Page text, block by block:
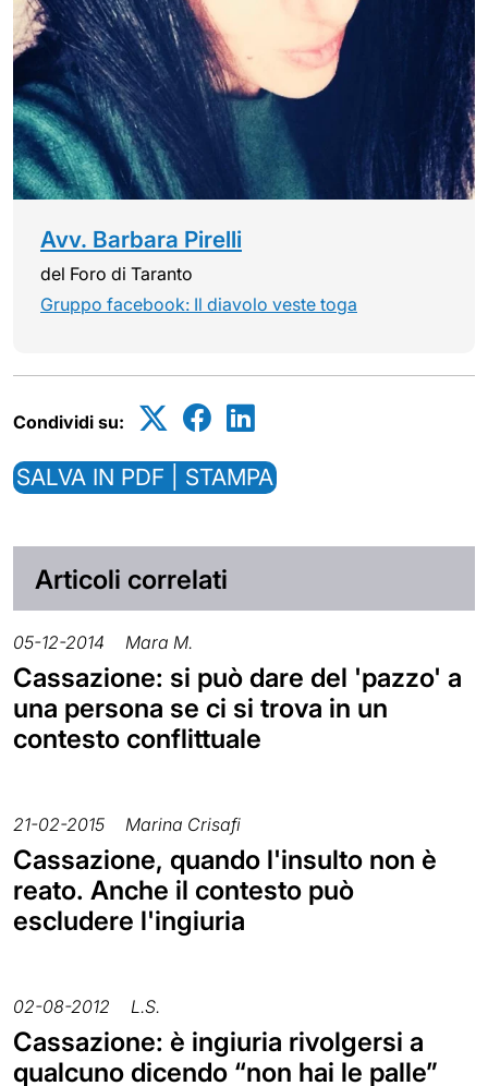
Avv. Barbara Pirelli
del Foro di Taranto
Gruppo facebook: Il diavolo veste toga
Condividi su:
SALVA IN PDF | STAMPA
Articoli correlati
05-12-2014 Mara M.
Cassazione: si può dare del 'pazzo' a
una persona se ci si trova in un
contesto conflittuale
21-02-2015 Marina Crisafi
Cassazione, quando l'insulto non è
reato. Anche il contesto può
escludere l'ingiuria
02-08-2012 L.S.
Cassazione: è ingiuria rivolgersi a
qualcuno dicendo “non hai le palle”